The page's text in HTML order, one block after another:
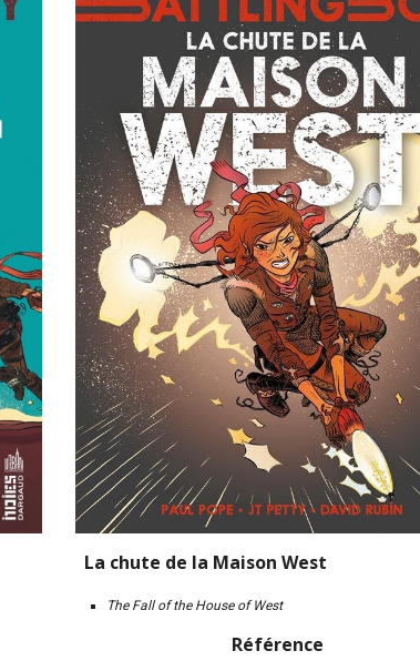
La chute de la Maison West
The Fall of the House of West
Référence